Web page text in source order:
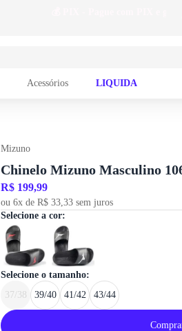
Acessórios LIQUIDA
Mizuno
Chinelo Mizuno Masculino
R$ 199,99
ou 6x de R$ 33,33 sem juros
Selecione o tamanho:
37/38 39/40 41/42 43/44
Selecione a cor: